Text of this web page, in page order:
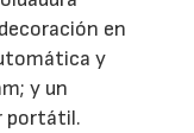
en
y
y un
portátil.